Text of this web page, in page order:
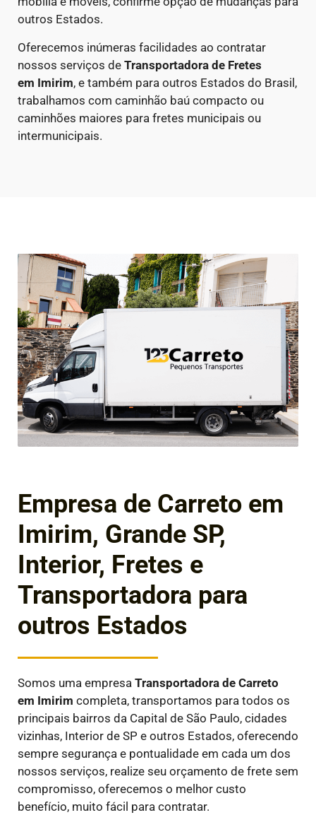
outros Estados.
Oferecemos inúmeras facilidades ao contratar
nossos serviços de Transportadora de Fretes
em Imirim, e também para outros Estados do Brasil,
trabalhamos com caminhão baú compacto ou
caminhões maiores para fretes municipais ou
intermunicipais.
Empresa de Carreto em
Imirim, Grande SP,
Interior, Fretes e
Transportadora para
outros Estados
Somos uma empresa Transportadora de Carreto
em Imirim completa, transportamos para todos os
principais bairros da Capital de São Paulo, cidades
vizinhas, Interior de SP e outros Estados, oferecendo
sempre segurança e pontualidade em cada um dos
nossos serviços, realize seu orçamento de frete sem
compromisso, oferecemos o melhor custo
benefício, muito fácil para contratar.